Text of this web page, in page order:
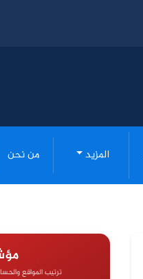
المزيد من نحن
ترتيب المواقع